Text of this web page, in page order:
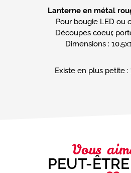
Lanterne en métal
Pour bougie LED ou
Découpes coeur,
Dimensions :
Existe en plus petite :
Vous
PEUT-ÊTRE